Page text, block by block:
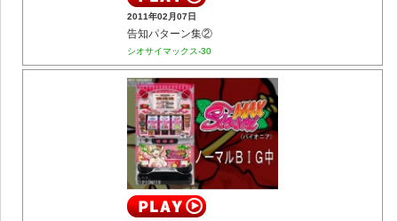
2011年02月07日
告知パターン集②
シオサイマックス-30